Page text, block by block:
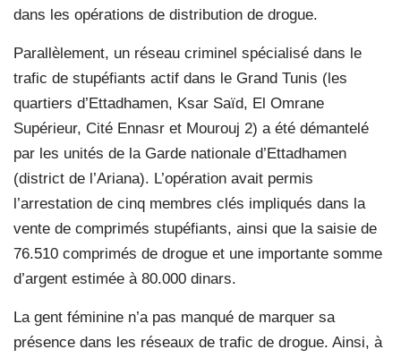
dans les opérations de distribution de drogue.
Parallèlement, un réseau criminel spécialisé dans le
trafic de stupéfiants actif dans le Grand Tunis (les
quartiers d’Ettadhamen, Ksar Saïd, El Omrane
Supérieur, Cité Ennasr et Mourouj 2) a été démantelé
par les unités de la Garde nationale d’Ettadhamen
(district de l’Ariana). L’opération avait permis
l’arrestation de cinq membres clés impliqués dans la
vente de comprimés stupéfiants, ainsi que la saisie de
76.510 comprimés de drogue et une importante somme
d’argent estimée à 80.000 dinars.
La gent féminine n’a pas manqué de marquer sa
présence dans les réseaux de trafic de drogue. Ainsi, à